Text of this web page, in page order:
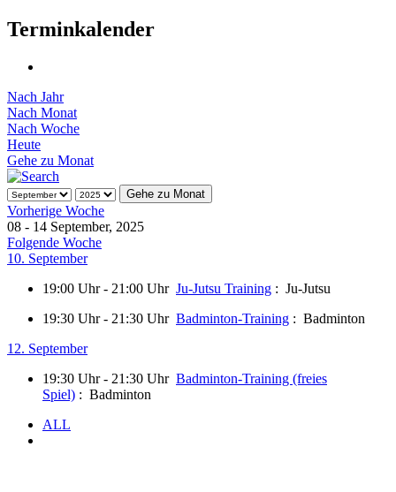
Terminkalender
Nach Jahr
Nach Monat
Nach Woche
Heute
Gehe zu Monat
Gehe zu Monat
Vorherige Woche
08 - 14 September, 2025
Folgende Woche
10. September
19:00 Uhr - 21:00 Uhr Ju-Jutsu Training : Ju-Jutsu
19:30 Uhr - 21:30 Uhr Badminton-Training : Badminton
12. September
19:30 Uhr - 21:30 Uhr Badminton-Training (freies
Spiel) : Badminton
ALL